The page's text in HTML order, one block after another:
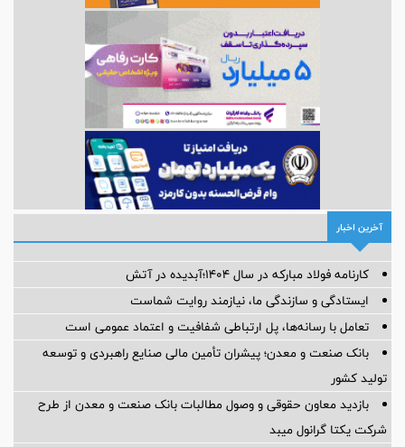
آخرین اخبار
کارنامه فولاد مبارکه در سال ۱۴۰۴؛آبدیده در آتش
ایستادگی و سازندگی ما، نیازمند روایت شماست
تعامل با رسانه‌ها، پل ارتباطی شفافیت و اعتماد عمومی است
بانک صنعت و معدن؛ پیشران تأمین مالی صنایع راهبردی و توسعه
تولید کشور
بازدید معاون حقوقی و وصول مطالبات بانک صنعت و معدن از طرح
شرکت یکتا گرانول میبد